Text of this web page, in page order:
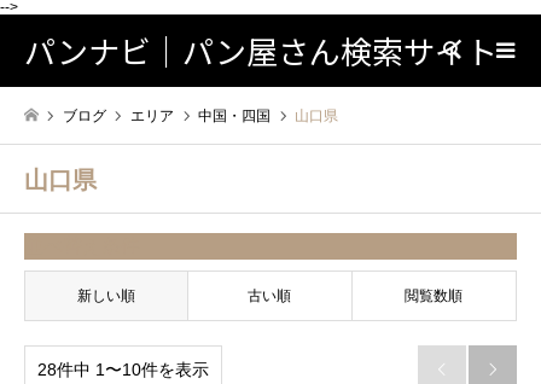
-->
パンナビ｜パン屋さん検索サイト検索
ブログ エリア 中国・四国 山口県
山口県
新しい順 古い順 閲覧数順
28件中 1〜10件を表示  